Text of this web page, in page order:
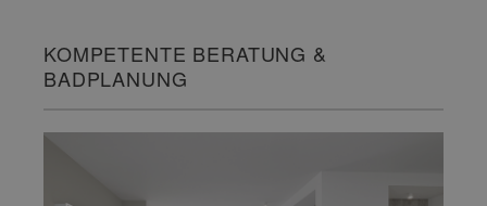
KOMPETENTE BERATUNG &
BADPLANUNG